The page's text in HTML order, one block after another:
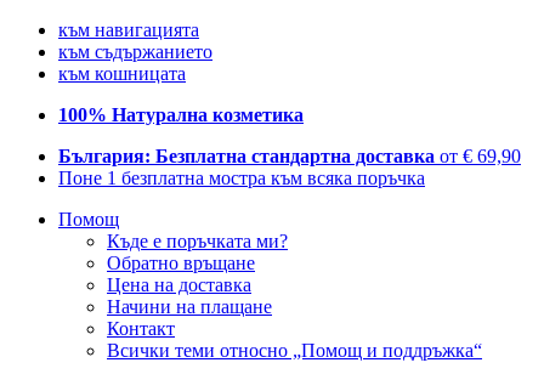
към навигацията
към съдържанието
към кошницата
100% Натурална козметика
България: Безплатна стандартна доставка от € 69,90
Поне 1 безплатна мостра към всяка поръчка
Помощ
Къде е поръчката ми?
Обратно връщане
Цена на доставка
Начини на плащане
Контакт
Всички теми относно „Помощ и поддръжка“